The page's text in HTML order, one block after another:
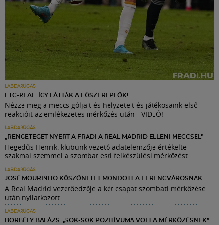
LABDARÚGÁS
FTC-REAL: ÍGY LÁTTÁK A FŐSZEREPLŐK!
Nézze meg a meccs góljait és helyzeteit és játékosaink első
reakcióit az emlékezetes mérkőzés után - VIDEÓ!
LABDARÚGÁS
„RENGETEGET NYERT A FRADI A REAL MADRID ELLENI MECCSEL”
Hegedűs Henrik, klubunk vezető adatelemzője értékelte
szakmai szemmel a szombat esti felkészülési mérkőzést.
LABDARÚGÁS
JOSÉ MOURINHO KÖSZÖNETET MONDOTT A FERENCVÁROSNAK
A Real Madrid vezetőedzője a két csapat szombati mérkőzése
után nyilatkozott.
LABDARÚGÁS
BORBÉLY BALÁZS: „SOK-SOK POZITÍVUMA VOLT A MÉRKŐZÉSNEK”